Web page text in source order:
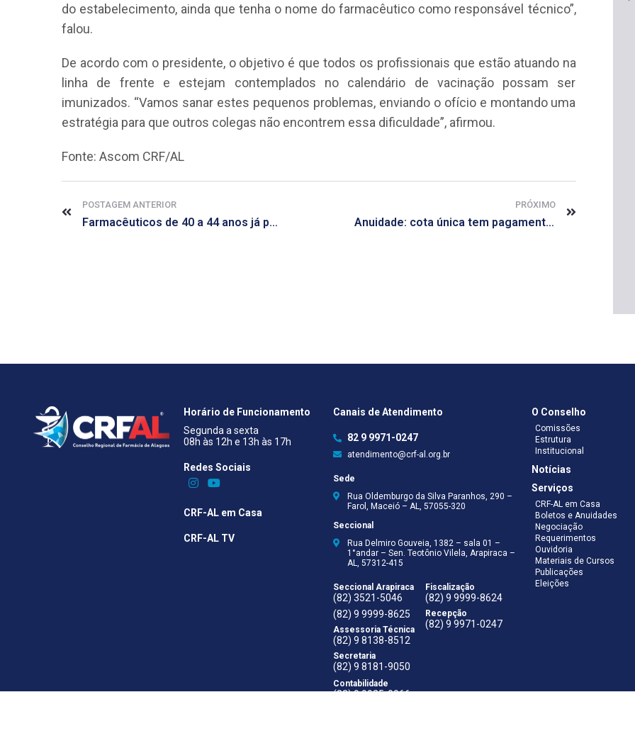
do estabelecimento, ainda que tenha o nome do farmacêutico como responsável técnico”,
falou.
De acordo com o presidente, o objetivo é que todos os profissionais que estão atuando na
linha de frente e estejam contemplados no calendário de vacinação possam ser
imunizados. “Vamos sanar estes pequenos problemas, enviando o ofício e montando uma
estratégia para que outros colegas não encontrem essa dificuldade”, afirmou.
Fonte: Ascom CRF/AL
POSTAGEM ANTERIOR
Farmacêuticos de 40 a 44 anos já podem se vacinar em Maceió
PRÓXIMO
Anuidade: cota única tem pagamento ampliado até julho
Horário de Funcionamento
Segunda a sexta
08h às 12h e 13h às 17h
Redes Sociais​
CRF-AL em Casa
CRF-AL TV
Canais de Atendimento
82 9 9971-0247
atendimento@crf-al.org.br
Sede
Rua Oldemburgo da Silva Paranhos, 290 –
Farol, Maceió – AL, 57055-320
Seccional
Rua Delmiro Gouveia, 1382 – sala 01 –
1°andar – Sen. Teotônio Vilela, Arapiraca –
AL, 57312-415
Seccional Arapiraca
(82) 3521-5046
(82) 9 9999-8625
Assessoria Técnica
(82) 9 8138-8512
Secretaria
(82) 9 8181-9050
Contabilidade
(82) 9 9925-0066
Fiscalização
(82) 9 9999-8624
Recepção
(82) 9 9971-0247
O Conselho
Comissões
Estrutura
Institucional
Notícias
Serviços
CRF-AL em Casa
Boletos e Anuidades
Negociação
Requerimentos
Ouvidoria
Materiais de Cursos
Publicações
Eleições